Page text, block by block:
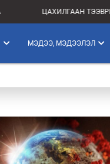
ЦАХИЛГААН
МЭДЭЭ, МЭДЭЭЛЭЛ